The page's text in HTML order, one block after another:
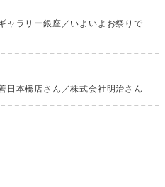
ラリー銀座／いよいよお祭りで
本橋店さん／株式会社明治さん